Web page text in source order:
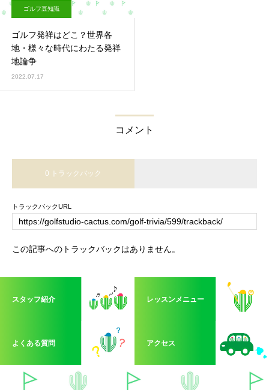
ゴルフ豆知識
ゴルフ発祥はどこ？世界各
地・様々な時代にわたる発祥
地論争
2022.07.17
コメント
0 トラックバック
トラックバックURL
この記事へのトラックバックはありません。
スタッフ紹介 レッスンメニュー
よくある質問 アクセス